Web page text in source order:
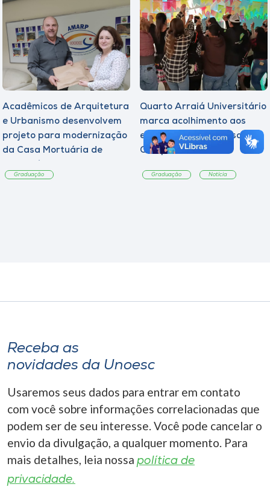
Acadêmicos de Arquitetura
e Urbanismo desenvolvem
projeto para modernização
da Casa Mortuária de
Graduação
Quarto Arraiá Universitário
marca acolhimento aos
estudantes da Unoesc
Campos Novos
Graduação Notícia
Receba as
novidades da Unoesc
Usaremos seus dados para entrar em contato
com você sobre informações correlacionadas que
podem ser de seu interesse. Você pode cancelar o
envio da divulgação, a qualquer momento. Para
mais detalhes, leia nossa política de
privacidade.